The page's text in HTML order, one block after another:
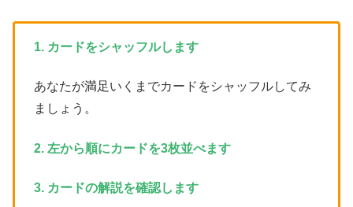
1. カードをシャッフルします
あなたが満足いくまでカードをシャッフルしてみ
ましょう。
2. 左から順にカードを3枚並べます
3. カードの解説を確認します